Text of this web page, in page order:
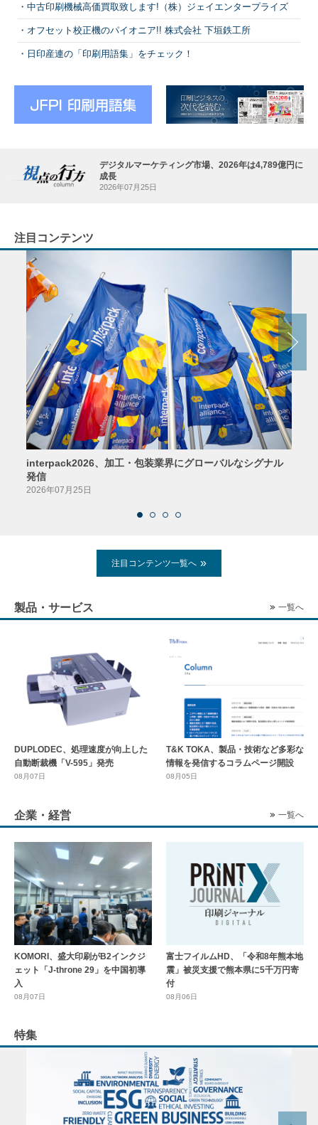
中古印刷機械高価買取致します!（株）ジェイエンタープライズ
オフセット校正機のパイオニア!! 株式会社 下垣鉄工所
日印産連の「印刷用語集」をチェック！
デジタルマーケティング市場、2026年は4,789億円に
成長
2026年07月25日
注目コンテンツ
interpack2026、加工・包装業界にグローバルなシグナル
発信
2026年07月25日
注目コンテンツ一覧へ
製品・サービス 一覧へ
DUPLODEC、処理速度が向上した
自動断裁機「V-595」発売
08月07日
T&K TOKA、製品・技術など多彩な
情報を発信するコラムページ開設
08月05日
企業・経営 一覧へ
KOMORI、盛大印刷がB2インクジ
ェット「J-throne 29」を中国初導
入
08月07日
富士フイルムHD、「令和8年熊本地
震」被災支援で熊本県に5千万円寄
付
08月06日
特集